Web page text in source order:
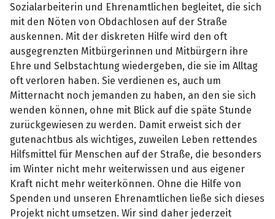
Sozialarbeiterin und Ehrenamtlichen begleitet, die sich
mit den Nöten von Obdachlosen auf der Straße
auskennen. Mit der diskreten Hilfe wird den oft
ausgegrenzten Mitbürgerinnen und Mitbürgern ihre
Ehre und Selbstachtung wiedergeben, die sie im Alltag
oft verloren haben. Sie verdienen es, auch um
Mitternacht noch jemanden zu haben, an den sie sich
wenden können, ohne mit Blick auf die späte Stunde
zurückgewiesen zu werden. Damit erweist sich der
gutenachtbus als wichtiges, zuweilen Leben rettendes
Hilfsmittel für Menschen auf der Straße, die besonders
im Winter nicht mehr weiterwissen und aus eigener
Kraft nicht mehr weiterkönnen. Ohne die Hilfe von
Spenden und unseren Ehrenamtlichen ließe sich dieses
Projekt nicht umsetzen. Wir sind daher jederzeit